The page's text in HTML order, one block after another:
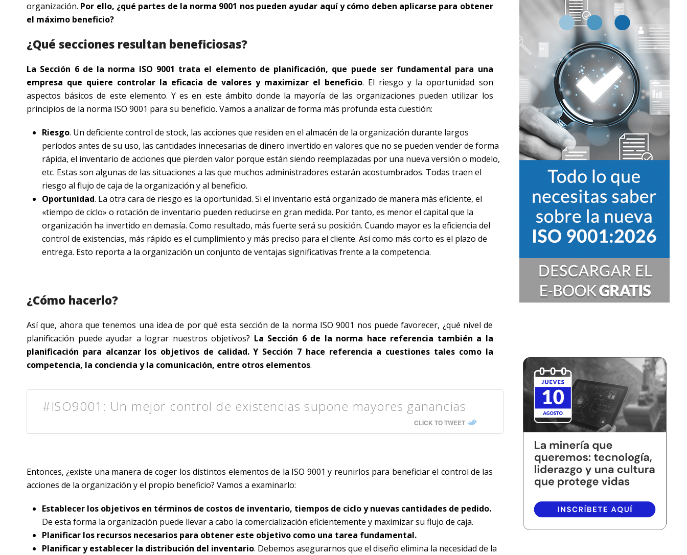
organización. Por ello, ¿qué partes de la norma 9001 nos pueden ayudar aquí y cómo deben aplicarse para obtener
el máximo beneficio?
¿Qué secciones resultan beneficiosas?
La Sección 6 de la norma ISO 9001 trata el elemento de planificación, que puede ser fundamental para una
empresa que quiere controlar la eficacia de valores y maximizar el beneficio. El riesgo y la oportunidad son
aspectos básicos de este elemento. Y es en este ámbito donde la mayoría de las organizaciones pueden utilizar los
principios de la norma ISO 9001 para su beneficio. Vamos a analizar de forma más profunda esta cuestión:
Riesgo. Un deficiente control de stock, las acciones que residen en el almacén de la organización durante largos
períodos antes de su uso, las cantidades innecesarias de dinero invertido en valores que no se pueden vender de forma
rápida, el inventario de acciones que pierden valor porque están siendo reemplazadas por una nueva versión o modelo,
etc. Estas son algunas de las situaciones a las que muchos administradores estarán acostumbrados. Todas traen el
riesgo al flujo de caja de la organización y al beneficio.
Oportunidad. La otra cara de riesgo es la oportunidad. Si el inventario está organizado de manera más eficiente, el
«tiempo de ciclo» o rotación de inventario pueden reducirse en gran medida. Por tanto, es menor el capital que la
organización ha invertido en demasía. Como resultado, más fuerte será su posición. Cuando mayor es la eficiencia del
control de existencias, más rápido es el cumplimiento y más preciso para el cliente. Así como más corto es el plazo de
entrega. Esto reporta a la organización un conjunto de ventajas significativas frente a la competencia.
¿Cómo hacerlo?
Así que, ahora que tenemos una idea de por qué esta sección de la norma ISO 9001 nos puede favorecer, ¿qué nivel de
planificación puede ayudar a lograr nuestros objetivos? La Sección 6 de la norma hace referencia también a la
planificación para alcanzar los objetivos de calidad. Y Sección 7 hace referencia a cuestiones tales como la
competencia, la conciencia y la comunicación, entre otros elementos.
#ISO9001: Un mejor control de existencias supone mayores ganancias
CLICK TO TWEET
Entonces, ¿existe una manera de coger los distintos elementos de la ISO 9001 y reunirlos para beneficiar el control de las
acciones de la organización y el propio beneficio? Vamos a examinarlo:
Establecer los objetivos en términos de costos de inventario, tiempos de ciclo y nuevas cantidades de pedido.
De esta forma la organización puede llevar a cabo la comercialización eficientemente y maximizar su flujo de caja.
Planificar los recursos necesarios para obtener este objetivo como una tarea fundamental.
Planificar y establecer la distribución del inventario. Debemos asegurarnos que el diseño elimina la necesidad de la